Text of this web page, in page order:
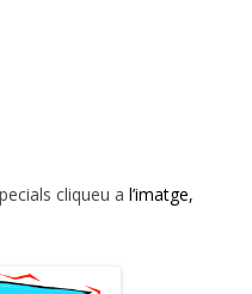
cliqueu a l’imatge,